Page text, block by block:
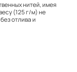
нитей, имея
(125 г/м) не
отлива и